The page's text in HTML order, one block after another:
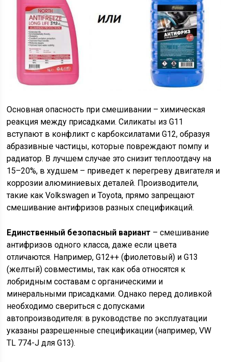
Основная опасность при смешивании – химическая
реакция между присадками. Силикаты из G11
вступают в конфликт с карбоксилатами G12, образуя
абразивные частицы, которые повреждают помпу и
радиатор. В лучшем случае это снизит теплоотдачу на
15–20%, в худшем – приведет к перегреву двигателя и
коррозии алюминиевых деталей. Производители,
такие как Volkswagen и Toyota, прямо запрещают
смешивание антифризов разных спецификаций.
Единственный безопасный вариант – смешивание
антифризов одного класса, даже если цвета
отличаются. Например, G12++ (фиолетовый) и G13
(желтый) совместимы, так как оба относятся к
лобридным составам с органическими и
минеральными присадками. Однако перед доливкой
необходимо свериться с допусками
автопроизводителя: в руководстве по эксплуатации
указаны разрешенные спецификации (например, VW
TL 774-J для G13).